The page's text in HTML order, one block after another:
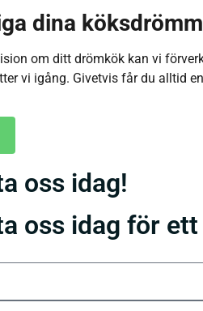
dina
om ditt drömkök kan vi
vi igång. Givetvis får du alltid
oss idag!
oss idag för